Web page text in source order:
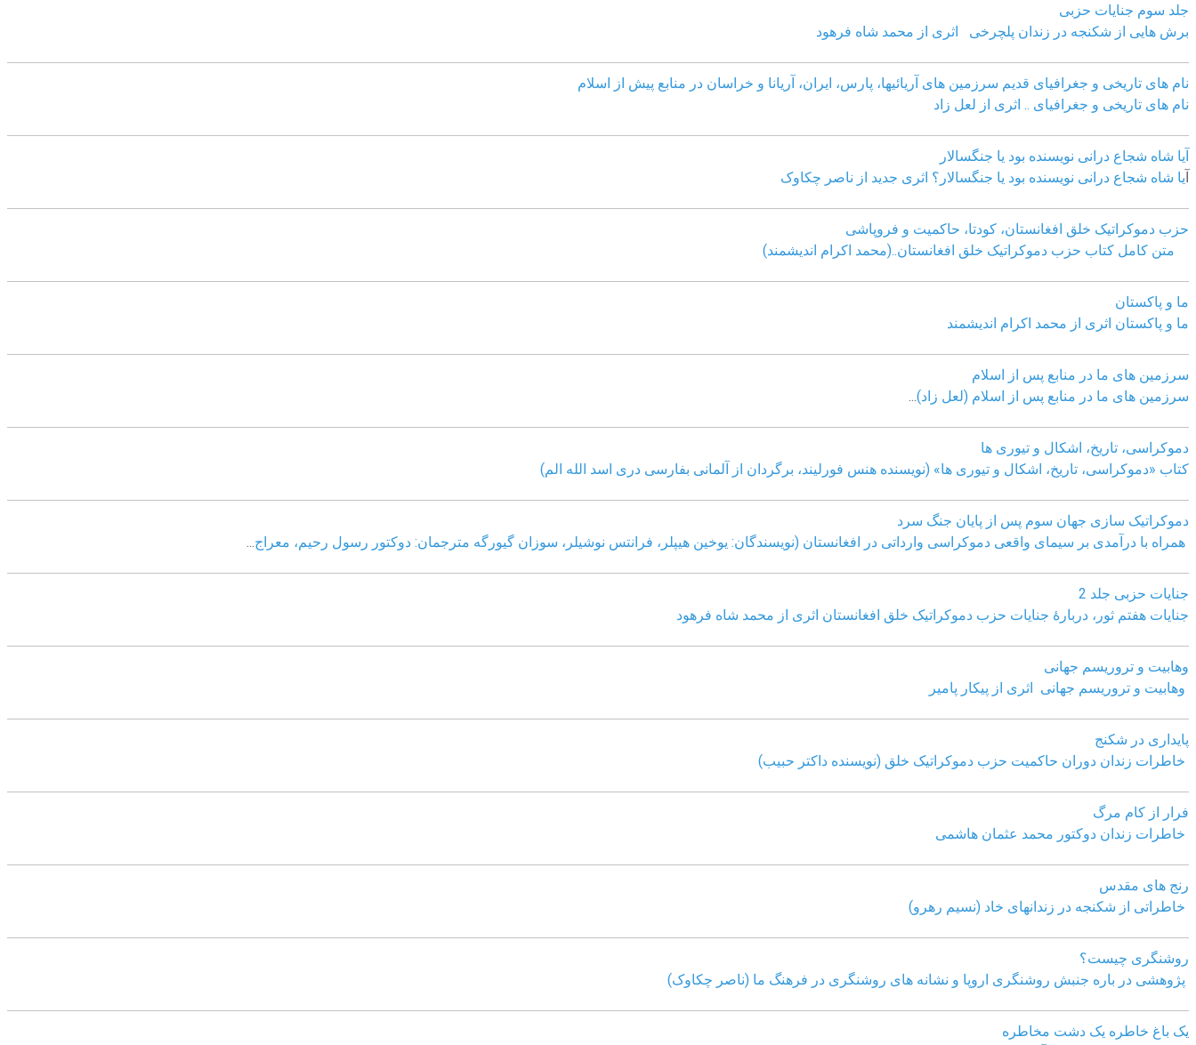
جلد سوم جنایات حزبی
برش هایی از شکنجه در زندان پلچرخی اثری از محمد شاه فرهود
نام های تاریخی و جغرافیای قدیم سرزمین های آریائیها، پارس، ایران، آریانا و خراسان در منابع پیش از اسلام
نام های تاریخی و جغرافیای .. اثری از لعل زاد
آیا شاه شجاع درانی نویسنده بود یا جنگسالار
آیا شاه شجاع درانی نویسنده بود یا جنگسالار؟ اثری جدید از ناصر چکاوک
حزب دموکراتیک خلق افغانستان، کودتا، حاکمیت و فروپاشی
متن کامل کتاب حزب دموکراتیک خلق افغانستان..(محمد اکرام اندیشمند)
ما و پاکستان
ما و پاکستان اثری از محمد اکرام اندیشمند
سرزمین های ما در منابع پس از اسلام
سرزمین های ما در منابع پس از اسلام (لعل زاد)
دموکراسی، تاريخ، اشکال و تيوری ها
کتاب «دموکراسی، تاريخ، اشکال و تيوری ها» (نويسنده هنس فورليند، برگردان از آلمانی بفارسی دری اسد الله الم)
دموکراتیک سازی جهان سوم پس از پایان جنگ سرد
همراه با درآمدی بر سیمای واقعی دموکراسی وارداتی در افغانستان (نویسندگان: یوخین هیپلر، فرانتس نوشیلر، سوزان گیورگه مترجمان: دوکتور رسول رحیم، معراج
جنایات حزبی جلد 2
جنایات هفتم ثور، دربارۀ جنایات حزب دموکراتیک خلق افغانستان اثری از محمد شاه فرهود
وهابیت و تروریسم جهانی
وهابیت و تروریسم جهانی اثری از پیکار پامیر
پایداری در شکنج
خاطرات زندان دوران حاکمیت حزب دموکراتیک خلق (نویسنده داکتر حبیب)
فرار از کام مرگ
خاطرات زندان دوکتور محمد عثمان هاشمی
رنج های مقدس
خاطراتی از شکنجه در زندانهای خاد (نسیم رهرو)
روشنگری چیست؟
پژوهشی در باره جنبش روشنگری اروپا و نشانه های روشنگری در فرهنگ ما (ناصر چکاوک)
یک باغ خاطره یک دشت مخاطره